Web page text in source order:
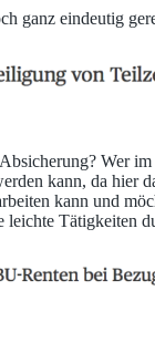
eindeutig
kann, da
kann und
Tätigkeiten